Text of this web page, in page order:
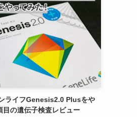
ライフGenesis2.0 Plusをや
目の遺伝子検査レビュー